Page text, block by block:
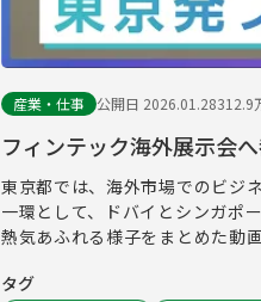
産業・仕事 公開日 2026.01.28312.9
フィンテック海外展示会
東京都では、海外市場でのビジ
一環として、ドバイとシンガポ
熱気あふれる様子をまとめた動
タグ